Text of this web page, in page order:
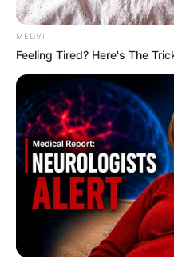
રાજ્યમાં છેલ્લા ઘણા
અનેક જીવજંતુઓ
થઈ રહ્યો છે. કેમ કે
સામે આવી રહી છે.
અમદાવાદથી સામે આવી
હોટલમાંથી સૂપની અંદરથી
આવ્યું છે. આ ઘટના
પ્લાઝામાં ઘટી છે.
MEDVI
Feeling Tired? Here's The